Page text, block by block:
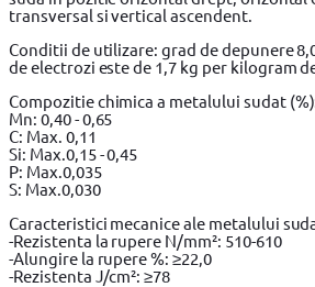
transversal si vertical ascendent.
Conditii de utilizare: grad de depunere
de electrozi este de 1,7 kg per kilogram
Compozitie chimica a metalului sudat
Mn: 0,40 - 0,65
C: Max. 0,11
Si: Max.0,15 - 0,45
P: Max.0,035
S: Max.0,030
Caracteristici mecanice ale metalului
-Rezistenta la rupere N/mm²: 510-610
-Alungire la rupere %: ≥22,0
-Rezistenta J/cm²: ≥78